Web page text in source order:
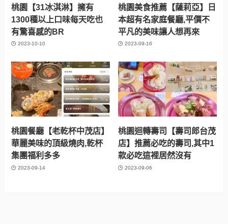
桃園【31冰淇淋】擁有
1300種以上口味每天吃也
有驚喜感的BR
2023-10-10
桃園美食推薦【薩莉亞】日
本超有名家庭餐廳,平價不
平凡的美味讓人想再來
2023-09-16
桃園餐廳【老乾杯中茂店】
華麗美味的頂級燒肉,乾杯
集團福利多多
2023-09-14
桃園迴轉壽司【壽司郎台茂
店】推薦必吃的壽司,其中1
款必吃這裡居然沒有
2023-09-06